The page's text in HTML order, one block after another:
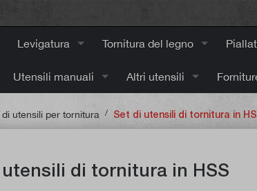
Levigatura Tornitura del legno
Utensili manuali Altri utensili
di utensili per tornitura / Set di utensili di tornitura in
di tornitura in HSS